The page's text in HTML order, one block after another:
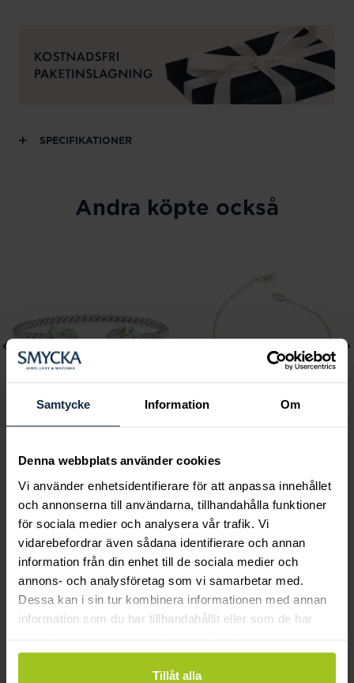
Samtycke Information Om
Denna webbplats använder cookies
Vi använder enhetsidentifierare för att anpassa innehållet
och annonserna till användarna, tillhandahålla funktioner
för sociala medier och analysera vår trafik. Vi
vidarebefordrar även sådana identifierare och annan
information från din enhet till de sociala medier och
annons- och analysföretag som vi samarbetar med.
Dessa kan i sin tur kombinera informationen med annan
information som du har tillhandahållit eller som de har
Tillåt alla
SPECIFIKATIONER
Andra köpte också
Caroline Svedbom
Chrysolite
Pris:895 kr
895 kr
Lily and Rose
Emily pearl bracelet -
Ivory
Pris: 349 kr
349 kr
Smycka tar ansvar för ett hållbart
samhälle och värnar om miljö, resurser
och människor.